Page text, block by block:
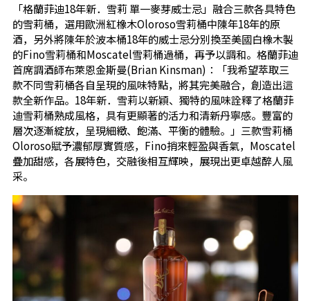
「格蘭菲迪18年新．雪莉 單一麥芽威士忌」融合三款各具特色
的雪莉桶，選用歐洲紅橡木Oloroso雪莉桶中陳年18年的原
酒，另外將陳年於波本桶18年的威士忌分別換至美國白橡木製
的Fino雪莉桶和Moscatel雪莉桶過桶，再予以調和。格蘭菲迪
首席調酒師布萊恩金斯曼(Brian Kinsman)：「我希望萃取三
款不同雪莉桶各自呈現的風味特點，將其完美融合，創造出這
款全新作品。18年新．雪莉以新穎、獨特的風味詮釋了格蘭菲
迪雪莉桶熟成風格，具有更顯著的活力和清新丹寧感。豐富的
層次逐漸綻放，呈現細緻、飽滿、平衡的體驗。」三款雪莉桶
Oloroso賦予濃郁厚實質感，Fino捎來輕盈與香氣，Moscatel
疊加甜感，各展特色，交融後相互輝映，展現出更卓越醉人風
采。